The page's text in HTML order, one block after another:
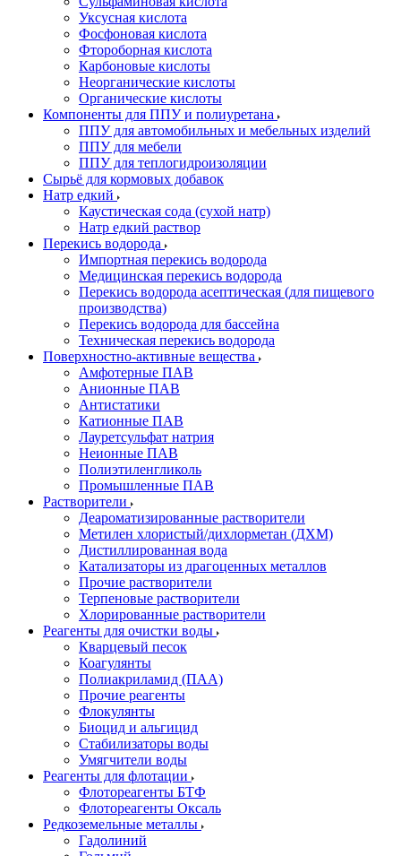
Уксусная кислота
Фосфоновая кислота
Фтороборная кислота
Карбоновые кислоты
Неорганические кислоты
Органические кислоты
Компоненты для ППУ и полиуретана
ППУ для автомобильных и мебельных изделий
ППУ для мебели
ППУ для теплогидроизоляции
Сырьё для кормовых добавок
Натр едкий
Каустическая сода (сухой натр)
Натр едкий раствор
Перекись водорода
Импортная перекись водорода
Медицинская перекись водорода
Перекись водорода асептическая (для пищевого
производства)
Перекись водорода для бассейна
Техническая перекись водорода
Поверхностно-активные вещества
Амфотерные ПАВ
Анионные ПАВ
Антистатики
Катионные ПАВ
Лауретсульфат натрия
Неионные ПАВ
Полиэтиленгликоль
Промышленные ПАВ
Растворители
Деароматизированные растворители
Метилен хлористый/дихлорметан (ДХМ)
Дистиллированная вода
Катализаторы из драгоценных металлов
Прочие растворители
Терпеновые растворители
Хлорированные растворители
Реагенты для очистки воды
Кварцевый песок
Коагулянты
Полиакриламид (ПАА)
Прочие реагенты
Флокулянты
Биоцид и альгицид
Стабилизаторы воды
Умягчители воды
Реагенты для флотации
Флотореагенты БТФ
Флотореагенты Оксаль
Редкоземельные металлы
Гадолиний